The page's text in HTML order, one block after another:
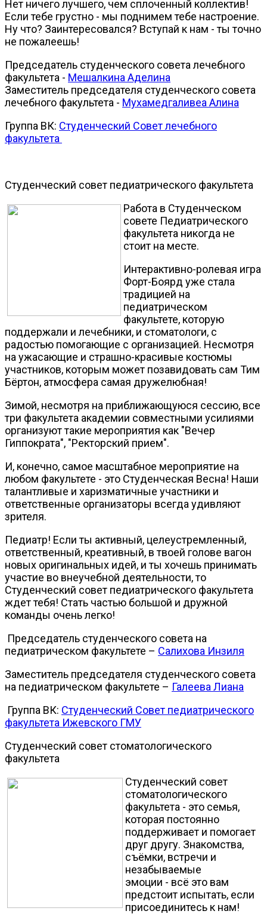
Нет ничего лучшего, чем сплоченный коллектив!
Если тебе грустно - мы поднимем тебе настроение.
Ну что? Заинтересовался? Вступай к нам - ты точно
не пожалеешь!
Председатель студенческого совета лечебного
факультета - Мешалкина Аделина
Заместитель председателя студенческого совета
лечебного факультета - Мухамедгаливеа Алина
Группа ВК: Студенческий Совет лечебного
факультета
Студенческий совет педиатрического факультета
Работа в Студенческом
совете Педиатрического
факультета никогда не
стоит на месте.
Интерактивно-ролевая игра
Форт-Боярд уже стала
традицией на
педиатрическом
факультете, которую
поддержали и лечебники, и стоматологи, с
радостью помогающие с организацией. Несмотря
на ужасающие и страшно-красивые костюмы
участников, которым может позавидовать сам Тим
Бёртон, атмосфера самая дружелюбная!
Зимой, несмотря на приближающуюся сессию, все
три факультета академии совместными усилиями
организуют такие мероприятия как "Вечер
Гиппократа", "Ректорский прием".
И, конечно, самое масштабное мероприятие на
любом факультете - это Студенческая Весна! Наши
талантливые и харизматичные участники и
ответственные организаторы всегда удивляют
зрителя.
Педиатр! Если ты активный, целеустремленный,
ответственный, креативный, в твоей голове вагон
новых оригинальных идей, и ты хочешь принимать
участие во внеучебной деятельности, то
Студенческий совет педиатрического факультета
ждет тебя! Стать частью большой и дружной
команды очень легко!
Председатель студенческого совета на
педиатрическом факультете – Салихова Инзиля
Заместитель председателя студенческого совета
на педиатрическом факультете – Галеева Лиана
Группа ВК: Студенческий Совет педиатрического
факультета Ижевского ГМУ
Студенческий совет стоматологического
факультета
Студенческий совет
стоматологического
факультета - это семья,
которая постоянно
поддерживает и помогает
друг другу. Знакомства,
съёмки, встречи и
незабываемые
эмоции - всё это вам
предстоит испытать, если
присоединитесь к нам!